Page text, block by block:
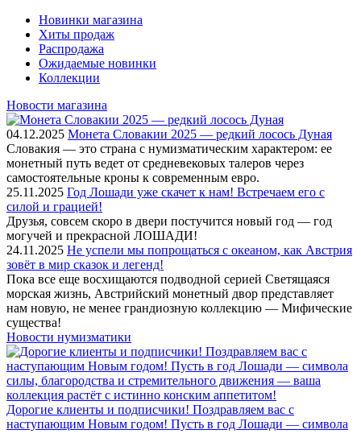
Новинки магазина
Хиты продаж
Распродажа
Ожидаемые новинки
Коллекции
Новости магазина
04.12.2025 Монета Словакии 2025 — редкий лосось Дуная
Словакия — это страна с нумизматическим характером: ее
монетный путь ведет от средневековых талеров через
самостоятельные кроны к современным евро.
25.11.2025 Год Лошади уже скачет к нам! Встречаем его с
силой и грацией!
Друзья, совсем скоро в двери постучится новый год — год
могучей и прекрасной ЛОШАДИ!
24.11.2025 Не успели мы попрощаться с океаном, как Австрия
зовёт в мир сказок и легенд!
Пока все еще восхищаются подводной серией Светящаяся
морская жизнь, Австрийский монетный двор представляет
нам новую, не менее грандиозную коллекцию — Мифические
существа!
Новости нумизматики
Дорогие клиенты и подписчики! Поздравляем вас с
наступающим Новым годом! Пусть в год Лошади — символа